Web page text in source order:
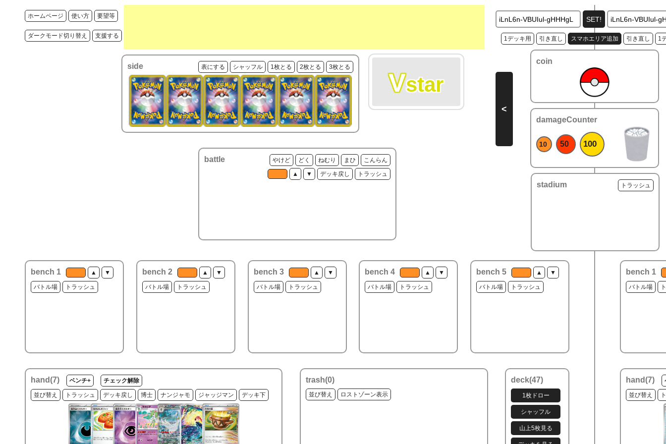
ホームページ 使い方 要望等
ダークモード切り替え 支援する
side 表にする シャッフル 1枚とる 2枚とる 3枚とる
Vstar
battle やけど どく ねむり まひ
こんらん
▲
▼ デッキ戻し トラッシュ
bench 1 ▲ ▼
バトル場 トラッシュ
bench 2 ▲ ▼
バトル場 トラッシュ
bench 3 ▲ ▼
バトル場 トラッシュ
bench 4 ▲ ▼
バトル場 トラッシュ
bench 5 ▲ ▼
バトル場 トラッシュ
hand(7) ベンチ+ チェック解除
並び替え トラッシュ デッキ戻し 博士 ナンジャモ ジャッジマン デッキ下
trash(0)
並び替え ロストゾーン表示
deck(47)
stadium トラッシュ
bench 1
バトル場
hand(7)
並び替え
1デッキ用 引き直し スマホエリア追加 引き直し 1
coin
damageCounter
10 50 100
<